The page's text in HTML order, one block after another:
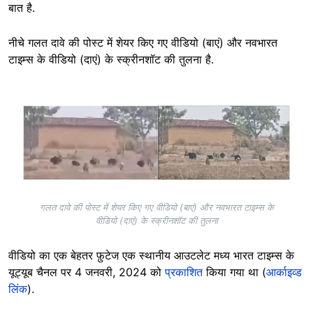
बात है.
नीचे गलत दावे की पोस्ट में शेयर किए गए वीडियो (बाएं) और नवभारत
टाइम्स के वीडियो (दाएं) के स्क्रीनशॉट की तुलना है.
Image
गलत दावे की पोस्ट में शेयर किए गए वीडियो (बाएं) और नवभारत टाइम्स के
वीडियो (दाएं) के स्क्रीनशॉट की तुलना
वीडियो का एक बेहतर फ़ुटेज एक स्थानीय आउटलेट मध्य भारत टाइम्स के
यूट्यूब चैनल पर 4 जनवरी, 2024 कोप्रकाशितकिया गया था (आर्काइव्ड
लिंक).